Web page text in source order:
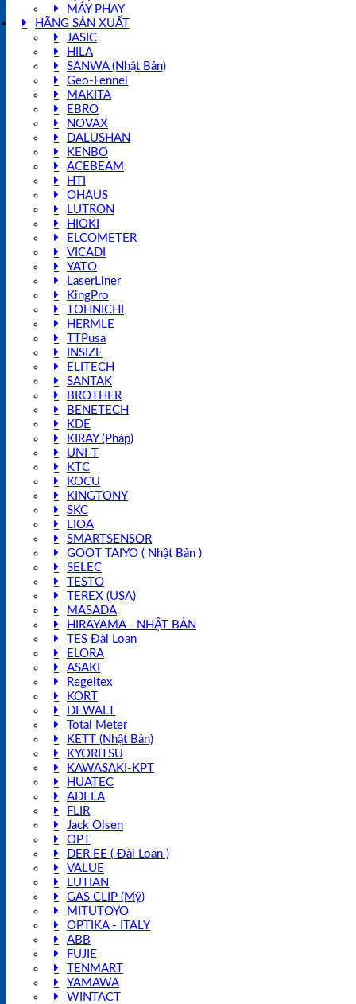
MÁY PHAY
HÃNG SẢN XUẤT
JASIC
HILA
SANWA (Nhật Bản)
Geo-Fennel
MAKITA
EBRO
NOVAX
DALUSHAN
KENBO
ACEBEAM
HTI
OHAUS
LUTRON
HIOKI
ELCOMETER
VICADI
YATO
LaserLiner
KingPro
TOHNICHI
HERMLE
TTPusa
INSIZE
ELITECH
SANTAK
BROTHER
BENETECH
KDE
KIRAY (Pháp)
UNI-T
KTC
KOCU
KINGTONY
SKC
LIOA
SMARTSENSOR
GOOT TAIYO ( Nhật Bản )
SELEC
TESTO
TEREX (USA)
MASADA
HIRAYAMA - NHẬT BẢN
TES Đài Loan
ELORA
ASAKI
Regeltex
KORT
DEWALT
Total Meter
KETT (Nhật Bản)
KYORITSU
KAWASAKI-KPT
HUATEC
ADELA
FLIR
Jack Olsen
OPT
DER EE ( Đài Loan )
VALUE
LUTIAN
GAS CLIP (Mỹ)
MITUTOYO
OPTIKA - ITALY
ABB
FUJIE
TENMART
YAMAWA
WINTACT